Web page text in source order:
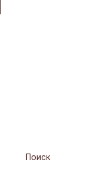
Поиск